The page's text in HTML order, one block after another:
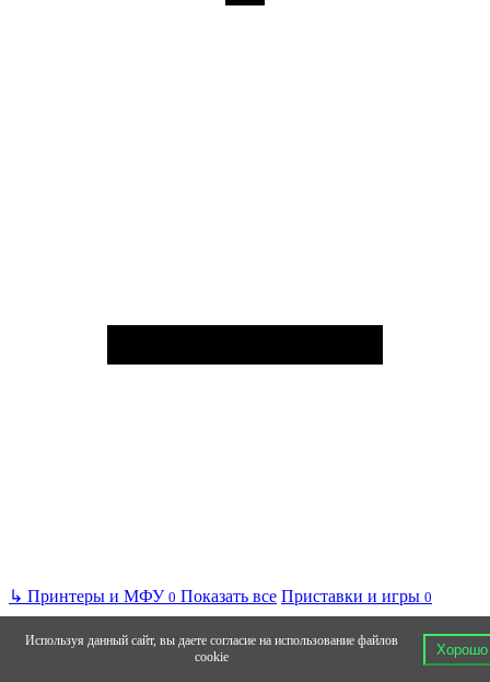
↳ Принтеры и МФУ 0 Показать все Приставки и игры 0
Используя данный сайт, вы даете согласие на использование файлов
cookie
Хорошо